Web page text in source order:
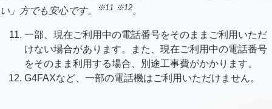
い」方でも安心です。
※11 ※12。
一部、現在ご利用中の電話番号をそのままご利用いただ
けない場合があります。また、現在ご利用中の電話番号
をそのまま利用する場合、別途工事費がかかります。
G4FAXなど、一部の電話機はご利用いただけません。